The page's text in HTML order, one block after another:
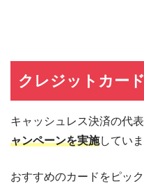
クレジットカー
キャッシュレス決済の代
ャンペーンを実施していま
おすすめのカードをピッ